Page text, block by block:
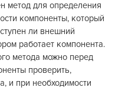
метод для определения
компоненты, который
ли внешний
работает компонента.
метода можно перед
проверить,
и при необходимости